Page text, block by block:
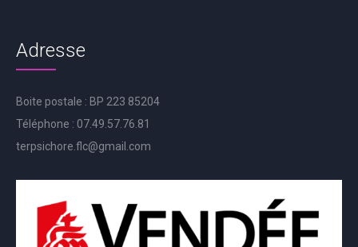
Adresse
Boite postale : BP 223 85204
Téléphone : 07.49.57.76.81
terpsichore.flc@gmail.com